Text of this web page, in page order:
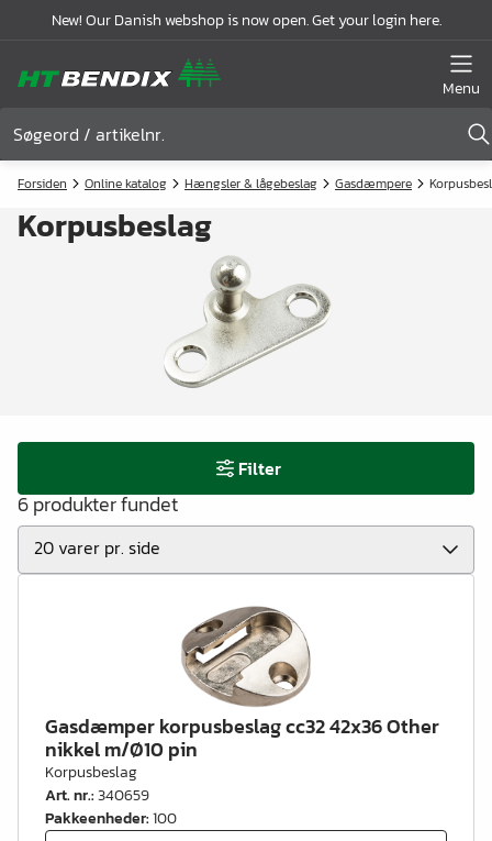
New! Our Danish webshop is now open. Get your login here.
Menu
Forsiden Online katalog Hængsler & lågebeslag Gasdæmpere
Korpusbeslag
Filter
6 produkter fundet
Gasdæmper korpusbeslag cc32 42x36 Other
nikkel m/Ø10 pin
Korpusbeslag
Art. nr.:340659
Pakkeenheder:100